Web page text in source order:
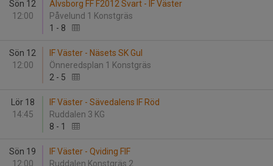
Sön 12
12:00
Älvsborg FF F2012 Svart - IF Väster
Påvelund 1 Konstgräs
1 - 8
Sön 12
12:00
IF Väster - Näsets SK Gul
Önneredsplan 1 Konstgräs
2 - 5
Lör 18
14:45
IF Väster - Sävedalens IF Röd
Ruddalen 3 KG
8 - 1
Sön 19
12:00
IF Väster - Qviding FIF
Ruddalen Konstgräs 2